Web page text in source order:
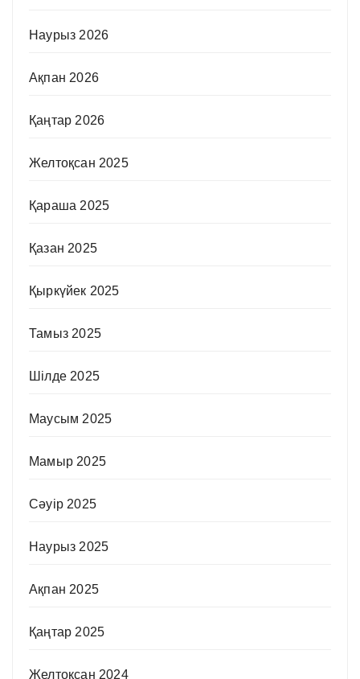
Наурыз 2026
Ақпан 2026
Қаңтар 2026
Желтоқсан 2025
Қараша 2025
Қазан 2025
Қыркүйек 2025
Тамыз 2025
Шілде 2025
Маусым 2025
Мамыр 2025
Сәуір 2025
Наурыз 2025
Ақпан 2025
Қаңтар 2025
Желтоқсан 2024